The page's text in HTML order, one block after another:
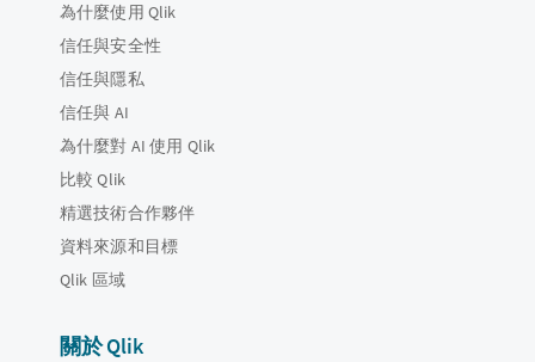
為什麼使用 Qlik
信任與安全性
信任與隱私
信任與 AI
為什麼對 AI 使用 Qlik
比較 Qlik
精選技術合作夥伴
資料來源和目標
Qlik 區域
關於 Qlik